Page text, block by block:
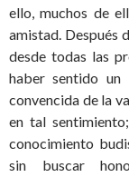
ello, muchos de
amistad. Después
desde todas las
haber sentido un
convencida de la
en tal
conocimiento
sin buscar